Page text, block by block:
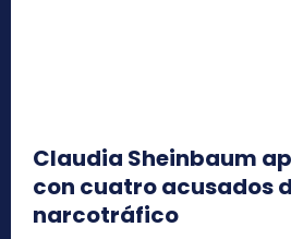
Claudia Sheinbaum
con cuatro acusados
narcotráfico